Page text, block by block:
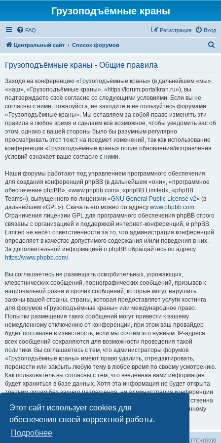
Этот сайт использует cookies для
обеспечения своей корректной работы.
Подробнее
Грузоподъёмные краны
FAQ Вход
Регистрация
Центральный сайт Список форумов
Грузоподъёмные краны - Общие правила
Заходя на конференцию «Грузоподъёмные краны» (в дальнейшем «мы»,
«наш», «Грузоподъёмные краны», «https://forum.portalkran.ru»), вы
подтверждаете своё согласие со следующими условиями. Если вы не
согласны с ними, пожалуйста, не заходите и не пользуйтесь форумами
«Грузоподъёмные краны». Мы оставляем за собой право изменять эти
правила в любое время и сделаем всё возможное, чтобы уведомить вас об
этом, однако с вашей стороны было бы разумным регулярно
просматривать этот текст на предмет изменений, так как использование
конференции «Грузоподъёмные краны» после обновления/исправления
условий означает ваше согласие с ними.
Наши форумы работают под управлением программного обеспечения
для создания конференций phpBB (в дальнейшем «они», «программное
обеспечение phpBB», «www.phpbb.com», «phpBB Limited», «phpBB
Teams»), выпущенного по лицензии «GNU General Public License v2» (в
дальнейшем «GPL»). Скачать его можно по адресу www.phpbb.com.
Ограничения лицензии GPL для программного обеспечения phpBB строго
связаны с организацией и поддержкой интернет-конференций, и phpBB
Limited не несёт ответственности за то, что администрация конференций
определяет в качестве допустимого содержания и/или поведения в них.
За дополнительной информацией о phpBB обращайтесь по адресу
https://www.phpbb.com/.
Вы соглашаетесь не размещать оскорбительных, угрожающих,
клеветнических сообщений, порнографических сообщений, призывов к
национальной розни и прочих сообщений, которые могут нарушить
законы вашей страны, страны, которая предоставляет услуги хостинга
для форумов «Грузоподъёмные краны» или международное право.
Попытки размещения таких сообщений могут привести к вашему
немедленному отключению от конференции, при этом ваш провайдер
будет поставлен в известность, если мы сочтём это нужным. IP-адреса
всех сообщений сохраняются для возможности проведения такой
политики. Вы соглашаетесь с тем, что администраторы форумов
«Грузоподъёмные краны» имеют право удалить, отредактировать,
перенести или закрыть любую тему в любое время по своему усмотрению.
Как пользователь вы согласны с тем, что введённая вами информация
будет храниться в базе данных. Хотя эта информация не будет открыта
третьим лицам без вашего разрешения, ни администрация конференции
«Грузоподъёмные краны», ни phpBB Limited не может быть ответственна
за действия хакеров, которые могут привести к несанкционированному
доступу к ней.
UTC+03:00